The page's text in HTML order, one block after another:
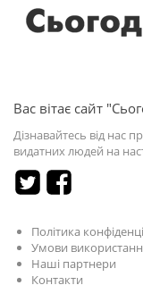
Вас вітає сайт
Дізнавайтесь від нас
видатних людей на
Політика
Умови
Наші партнери
Контакти